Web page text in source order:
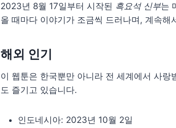
2023년 8월 17일부터 시작된 흑요석 신부는
올 때마다 이야기가 조금씩 드러나며, 계속해
해외 인기
이 웹툰은 한국뿐만 아니라 전 세계에서 사
도 즐기고 있습니다.
인도네시아: 2023년 10월 2일